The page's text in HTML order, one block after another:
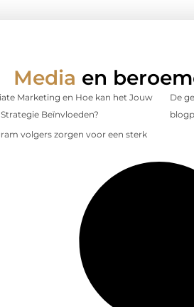
Media en
Marketing en Hoe kan het Jouw
Beïnvloeden?
De
volgers zorgen voor een sterk